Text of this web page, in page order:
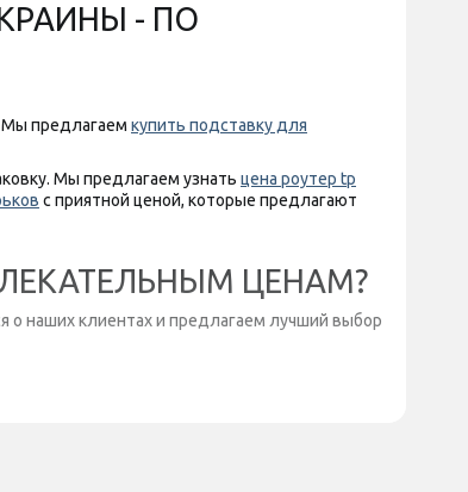
- ПО
Мы предлагаем купить подставку для
Мы предлагаем узнать цена роутер tp
с приятной ценой, которые предлагают
ЦЕНАМ?
о наших клиентах и предлагаем лучший выбор